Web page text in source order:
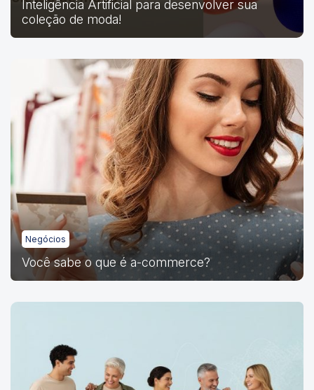
Inteligência Artificial para desenvolver sua
coleção de moda!
Negócios
Você sabe o que é a-commerce?